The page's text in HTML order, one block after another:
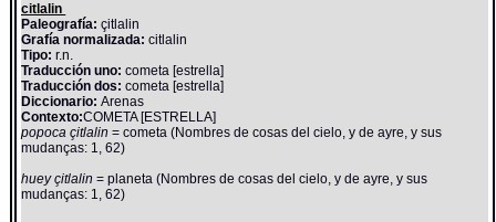
citlalin
Paleografía: çitlalin
Grafía normalizada: citlalin
Tipo: r.n.
Traducción uno: cometa [estrella]
Traducción dos: cometa [estrella]
Diccionario:Arenas
Contexto:COMETA [ESTRELLA]
popoca çitlalin= cometa (Nombres de cosas del cielo, y de ayre, y sus
mudanças: 1, 62)
huey çitlalin= planeta (Nombres de cosas del cielo, y de ayre, y sus
mudanças: 1, 62)